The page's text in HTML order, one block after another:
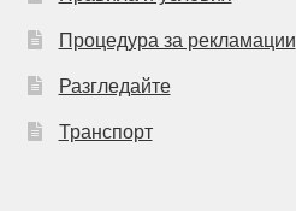
Процедура за рекламации
Разгледайте
Транспорт